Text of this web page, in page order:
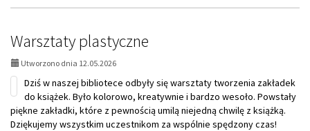
Konkursu
"Moja
Książka
Warsztaty plastyczne
Utworzono dnia 12.05.2026
Dziś w naszej bibliotece odbyły się warsztaty tworzenia zakładek
do książek. Było kolorowo, kreatywnie i bardzo wesoło. Powstały
piękne zakładki, które z pewnością umilą niejedną chwilę z książką.
Dziękujemy wszystkim uczestnikom za wspólnie spędzony czas!